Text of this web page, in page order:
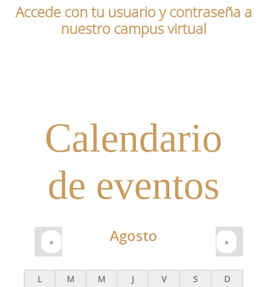
Accede con tu usuario y contraseña a
nuestro campus virtual
Calendario
de eventos
Agosto
« »
L M M J V S
D